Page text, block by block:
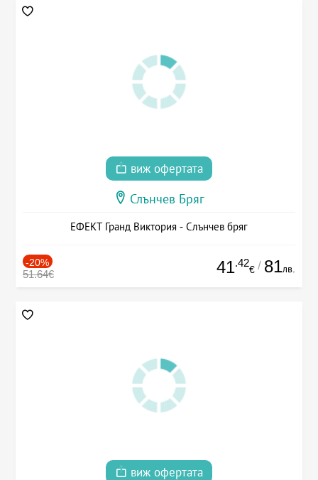
виж офертата
Слънчев Бряг
ЕФЕКТ Гранд Виктория - Слънчев бряг
-20%
51.64€ 41.42
€ / 81лв.
виж офертата